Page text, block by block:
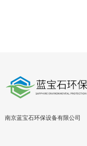
南京蓝宝石环保设备有限公司